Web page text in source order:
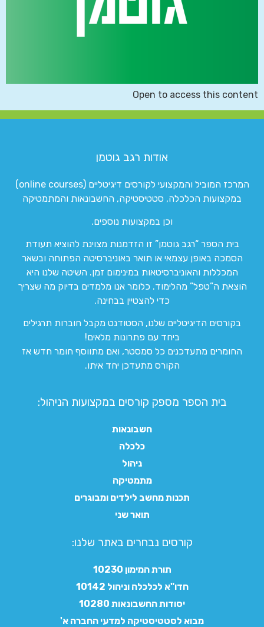
Open to access this content
אודות רגב גוטמן
המרכז המוביל והמקצועי לקורסים דיגיטליים (online courses)
במקצועות הכלכלה, סטטיסטיקה, החשבונאות והמתמטיקה
וכן במקצועות נוספים.
בית הספר “רגב גוטמן” זו הזדמנות מצוינת להוציא תעודת
הסמכה באופן עצמאי או תואר באוניברסיטה הפתוחה ובשאר
המכללות והאוניברסיטאות במינימום זמן. השיטה שלנו היא
הוצאת ה”טפל” מהלימוד. כלומר אנו מלמדים בדיוק מה שצריך
כדי להצטיין בבחינה.
בקורסים הדיגיטליים שלנו, הסטודנט מקבל חוברות תרגילים
ביחד עם פתרונות מלאים!
החומרים מתעדכנים כל סמסטר, ואם מתווסף חומר חדש אז
הקורס מתעדכן יחד איתו.
בית הספר מספק קורסים במקצועות הניהול:
חשבונאות
כלכלה
ניהול
מתמטיקה
תכנות מחשב לילדים ומבוגרים
תואר שני
קורסים נבחרים באתר שלנו:​
תורת המימון 10230
חדו"א לכלכלה וניהול 10142
יסודות החשבונאות 10280
מבוא לסטטיסטיקה למדעי החברה א'